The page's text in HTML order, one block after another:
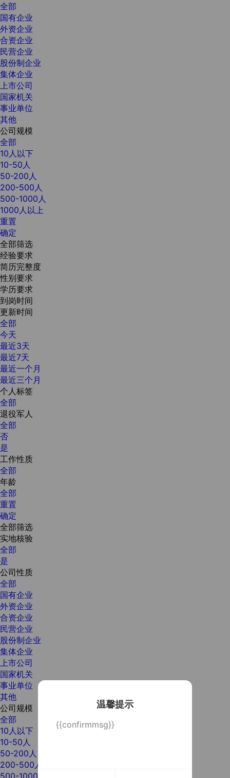
温馨提示
{{confirmmsg}}
全部
国有企业
外资企业
合资企业
民营企业
股份制企业
集体企业
上市公司
国家机关
事业单位
其他
公司规模
全部
10人以下
10-50人
50-200人
200-500人
500-1000人
1000人以上
重置
确定
全部筛选
经验要求
简历完整度
性别要求
学历要求
到岗时间
更新时间
全部
今天
最近3天
最近7天
最近一个月
最近三个月
个人标签
全部
退役军人
全部
否
是
工作性质
全部
年龄
全部
重置
确定
全部筛选
实地核验
全部
是
公司性质
全部
国有企业
外资企业
合资企业
民营企业
股份制企业
集体企业
上市公司
国家机关
事业单位
其他
公司规模
全部
10人以下
10-50人
50-200人
200-500人
500-1000人